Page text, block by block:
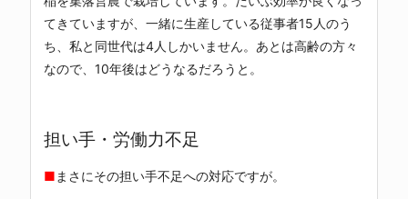
てきていますが、一緒に生産している従事者15人のう
ち、私と同世代は4人しかいません。あとは高齢の方々
なので、10年後はどうなるだろうと。
担い手・労働力不足
■ まさにその担い手不足への対応ですが。